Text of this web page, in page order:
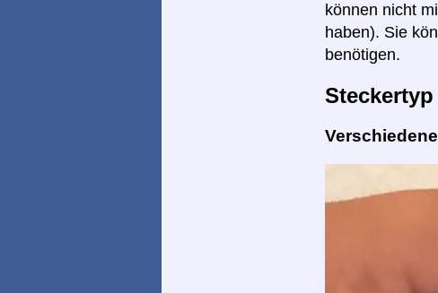
können nicht
haben). Sie
benötigen.
Steckertyp